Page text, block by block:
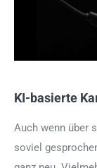
KI-basierte
Auch wenn über
soviel